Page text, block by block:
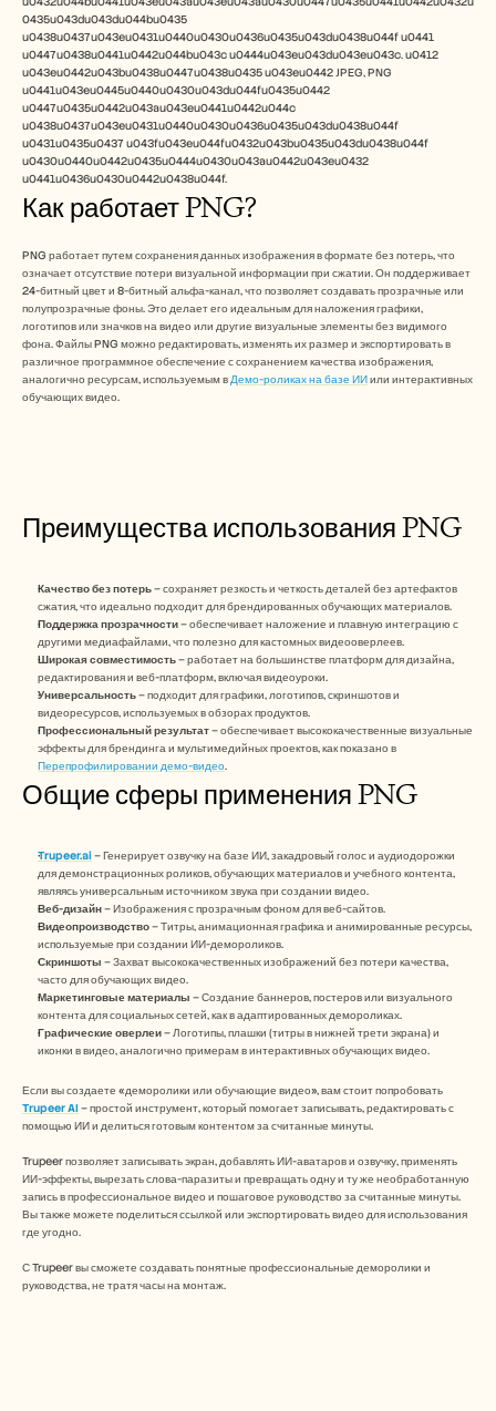
0435u043du043du044bu0435
u0438u0437u043eu0431u0440u0430u0436u0435u043du0438u044f u0441
u0447u0438u0441u0442u044bu043c u0444u043eu043du043eu043c. u0412
u043eu0442u043bu0438u0447u0438u0435 u043eu0442 JPEG, PNG
u0441u043eu0445u0440u0430u043du044fu0435u0442
u0447u0435u0442u043au043eu0441u0442u044c
u0438u0437u043eu0431u0440u0430u0436u0435u043du0438u044f
u0431u0435u0437 u043fu043eu044fu0432u043bu0435u043du0438u044f
u0430u0440u0442u0435u0444u0430u043au0442u043eu0432
u0441u0436u0430u0442u0438u044f.
Как работает PNG?
PNG работает путем сохранения данных изображения в формате без потерь, что
означает отсутствие потери визуальной информации при сжатии. Он поддерживает
24-битный цвет и 8-битный альфа-канал, что позволяет создавать прозрачные или
полупрозрачные фоны. Это делает его идеальным для наложения графики,
логотипов или значков на видео или другие визуальные элементы без видимого
фона. Файлы PNG можно редактировать, изменять их размер и экспортировать в
различное программное обеспечение с сохранением качества изображения,
аналогично ресурсам, используемым в Демо-роликах на базе ИИ или интерактивных
обучающих видео.
Преимущества использования PNG
Качество без потерь – сохраняет резкость и четкость деталей без артефактов
сжатия, что идеально подходит для брендированных обучающих материалов.
Поддержка прозрачности – обеспечивает наложение и плавную интеграцию с
другими медиафайлами, что полезно для кастомных видеооверлеев.
Широкая совместимость – работает на большинстве платформ для дизайна,
редактирования и веб-платформ, включая видеоуроки.
Универсальность – подходит для графики, логотипов, скриншотов и
видеоресурсов, используемых в обзорах продуктов.
Профессиональный результат – обеспечивает высококачественные визуальные
Перепрофилировании демо-видео.
Общие сферы применения PNG
Trupeer.ai – Генерирует озвучку на базе ИИ, закадровый голос и аудиодорожки
для демонстрационных роликов, обучающих материалов и учебного контента,
являясь универсальным источником звука при создании видео.
Веб-дизайн – Изображения с прозрачным фоном для веб-сайтов.
Видеопроизводство – Титры, анимационная графика и анимированные ресурсы,
используемые при создании ИИ-демороликов.
Скриншоты – Захват высококачественных изображений без потери качества,
часто для обучающих видео.
Маркетинговые материалы – Создание баннеров, постеров или визуального
контента для социальных сетей, как в адаптированных демороликах.
Графические оверлеи – Логотипы, плашки (титры в нижней трети экрана) и
иконки в видео, аналогично примерам в интерактивных обучающих видео.
Trupeer AI – простой инструмент, который помогает записывать, редактировать с
помощью ИИ и делиться готовым контентом за считанные минуты.
Trupeer позволяет записывать экран, добавлять ИИ-аватаров и озвучку, применять
ИИ-эффекты, вырезать слова-паразиты и превращать одну и ту же необработанную
запись в профессиональное видео и пошаговое руководство за считанные минуты.
Вы также можете поделиться ссылкой или экспортировать видео для использования
где угодно.
С Trupeer вы сможете создавать понятные профессиональные деморолики и
руководства, не тратя часы на монтаж.
Careers
Book a Demo
Start Free Trial